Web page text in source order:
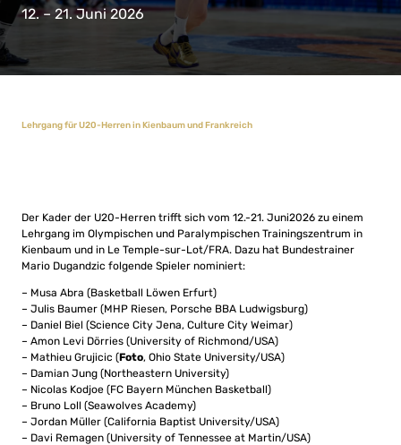
12. – 21. Juni 2026
Lehrgang für U20-Herren in Kienbaum und Frankreich
Der Kader der U20-Herren trifft sich vom 12.-21. Juni2026 zu einem
Lehrgang im Olympischen und Paralympischen Trainingszentrum in
Kienbaum und in Le Temple-sur-Lot/FRA. Dazu hat Bundestrainer
Mario Dugandzic folgende Spieler nominiert:
– Musa Abra (Basketball Löwen Erfurt)
– Julis Baumer (MHP Riesen, Porsche BBA Ludwigsburg)
– Daniel Biel (Science City Jena, Culture City Weimar)
– Amon Levi Dörries (University of Richmond/USA)
– Mathieu Grujicic (Foto, Ohio State University/USA)
– Damian Jung (Northeastern University)
– Nicolas Kodjoe (FC Bayern München Basketball)
– Bruno Loll (Seawolves Academy)
– Jordan Müller (California Baptist University/USA)
– Davi Remagen (University of Tennessee at Martin/USA)